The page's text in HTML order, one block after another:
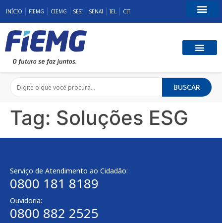
INÍCIO FIEMG CIEMG SESI SENAI IEL CIT
BUSCAR
Tag: Soluções ESG
Serviço de Atendimento ao Cidadão:
0800 181 8189
Ouvidoria:
0800 882 2525